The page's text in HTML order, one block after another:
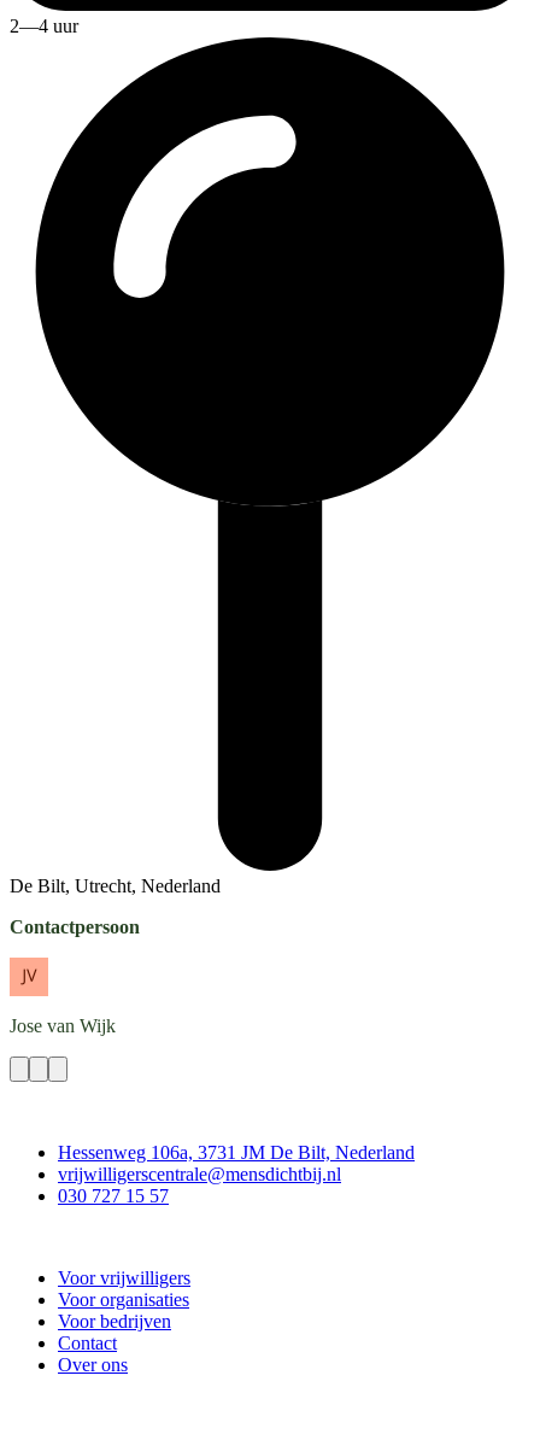
2—4 uur
De Bilt, Utrecht, Nederland
Contactpersoon
Jose van Wijk
Hessenweg 106a, 3731 JM De Bilt, Nederland
vrijwilligerscentrale@mensdichtbij.nl
030 727 15 57
Voor vrijwilligers
Voor organisaties
Voor bedrijven
Contact
Over ons